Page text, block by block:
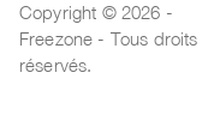
Copyright © 2026 -
Freezone - Tous droits
réservés.